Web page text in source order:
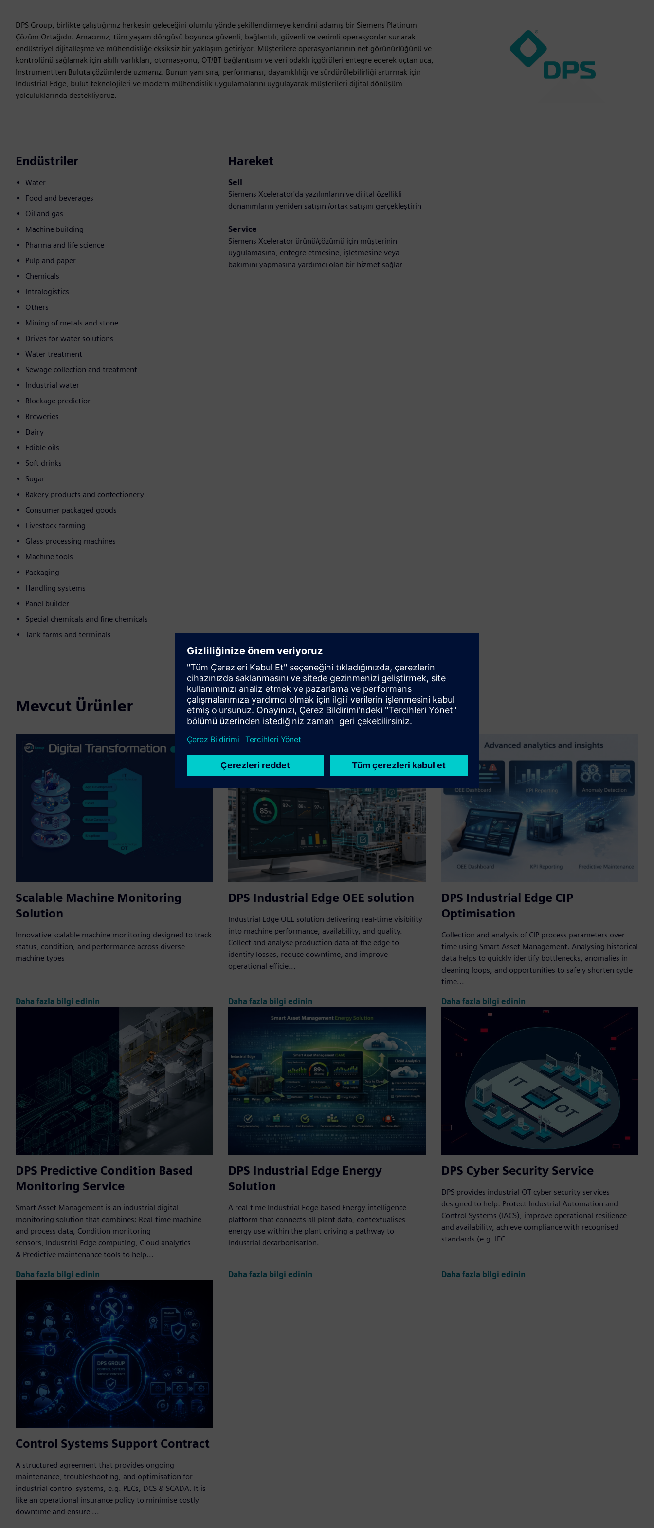
DPS Group, birlikte çalıştığımız herkesin geleceğini olumlu yönde şekillendirmeye kendini adamış bir Siemens Platinum
Çözüm Ortağıdır. Amacımız, tüm yaşam döngüsü boyunca güvenli, bağlantılı, güvenli ve verimli operasyonlar sunarak
endüstriyel dijitalleşme ve mühendisliğe eksiksiz bir yaklaşım getiriyor. Müşterilere operasyonlarının net görünürlüğünü ve
kontrolünü sağlamak için akıllı varlıkları, otomasyonu, OT/BT bağlantısını ve veri odaklı içgörüleri entegre ederek uçtan uca,
Instrument'ten Buluta çözümlerde uzmanız. Bunun yanı sıra, performansı, dayanıklılığı ve sürdürülebilirliği artırmak için
Industrial Edge, bulut teknolojileri ve modern mühendislik uygulamalarını uygulayarak müşterileri dijital dönüşüm
yolculuklarında destekliyoruz.
Endüstriler
Water
Food and beverages
Oil and gas
Machine building
Pharma and life science
Pulp and paper
Chemicals
Intralogistics
Others
Mining of metals and stone
Drives for water solutions
Water treatment
Sewage collection and treatment
Industrial water
Blockage prediction
Breweries
Dairy
Edible oils
Soft drinks
Sugar
Bakery products and confectionery
Consumer packaged goods
Livestock farming
Glass processing machines
Machine tools
Packaging
Handling systems
Panel builder
Special chemicals and fine chemicals
Tank farms and terminals
Hareket
Sell
Siemens Xcelerator'da yazılımların ve dijital özellikli
donanımların yeniden satışını/ortak satışını gerçekleştirin
Service
Siemens Xcelerator ürünü/çözümü için müşterinin
uygulamasına, entegre etmesine, işletmesine veya
bakımını yapmasına yardımcı olan bir hizmet sağlar
Mevcut Ürünler
Scalable Machine Monitoring
Solution
Innovative scalable machine monitoring designed to track
status, condition, and performance across diverse
machine types
Daha fazla bilgi edinin
DPS Industrial Edge OEE solution
Industrial Edge OEE solution delivering real-time visibility
into machine performance, availability, and quality.
Collect and analyse production data at the edge to
identify losses, reduce downtime, and improve
operational efficie...
Daha fazla bilgi edinin
DPS Industrial Edge CIP
Optimisation
Collection and analysis of CIP process parameters over
time using Smart Asset Management. Analysing historical
data helps to quickly identify bottlenecks, anomalies in
cleaning loops, and opportunities to safely shorten cycle
time...
Daha fazla bilgi edinin
DPS Predictive Condition Based
Monitoring Service
Smart Asset Management is an industrial digital
monitoring solution that combines: Real-time machine
and process data, Condition monitoring
sensors, Industrial Edge computing, Cloud analytics
& Predictive maintenance tools to help...
Daha fazla bilgi edinin
DPS Industrial Edge Energy
Solution
A real-time Industrial Edge based Energy intelligence
platform that connects all plant data, contextualises
energy use within the plant driving a pathway to
industrial decarbonisation.
Daha fazla bilgi edinin
DPS Cyber Security Service
DPS provides industrial OT cyber security services
designed to help: Protect Industrial Automation and
Control Systems (IACS), improve operational resilience
and availability, achieve compliance with recognised
standards (e.g. IEC...
Daha fazla bilgi edinin
Control Systems Support Contract
A structured agreement that provides ongoing
maintenance, troubleshooting, and optimisation for
industrial control systems, e.g. PLCs, DCS & SCADA. It is
like an operational insurance policy to minimise costly
downtime and ensure ...